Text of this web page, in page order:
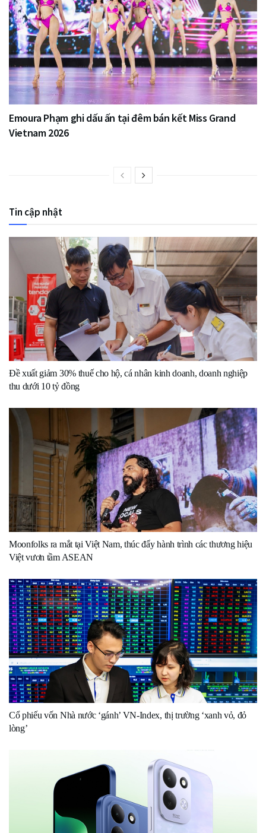
Emoura Phạm ghi dấu ấn tại đêm bán kết Miss Grand
Vietnam 2026
Tin cập nhật
Đề xuất giảm 30% thuế cho hộ, cá nhân kinh doanh, doanh nghiệp
thu dưới 10 tỷ đồng
Moonfolks ra mắt tại Việt Nam, thúc đẩy hành trình các thương hiệu
Việt vươn tầm ASEAN
Cổ phiếu vốn Nhà nước ‘gánh’ VN-Index, thị trường ‘xanh vỏ, đỏ
lòng’